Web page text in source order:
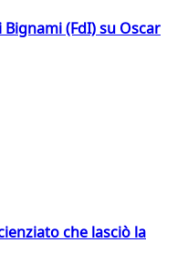
(FdI) su Oscar
che lasciò la